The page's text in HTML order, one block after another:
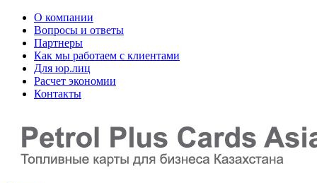
О компании
Вопросы и ответы
Партнеры
Как мы работаем с клиентами
Для юр.лиц
Расчет экономии
Контакты